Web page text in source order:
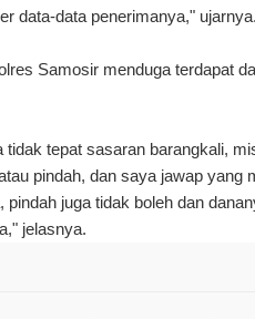
data-data penerimanya," ujarnya.
Samosir menduga terdapat
tidak tepat sasaran barangkali,
pindah, dan saya jawap yang
pindah juga tidak boleh dan
jelasnya.